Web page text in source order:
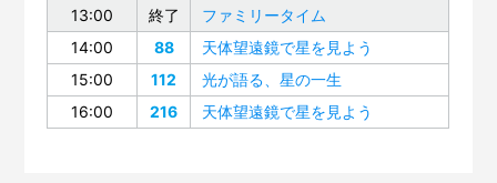
13:00 終了
ファミリータイム
14:00
88
天体望遠鏡で星を見よう
15:00
112
光が語る、星の一生
16:00
216 天体望遠鏡で星を見よう